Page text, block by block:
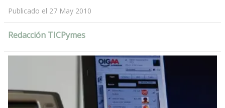
Publicado el 27 May 2010
Redacción TICPymes